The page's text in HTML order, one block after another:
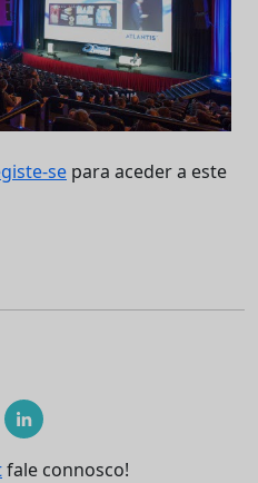
se para aceder a este
fale connosco!